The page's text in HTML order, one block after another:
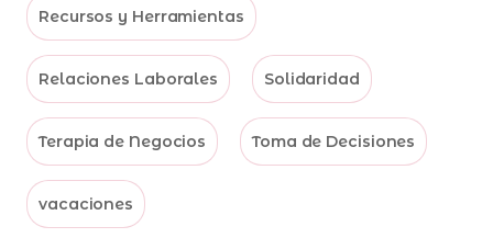
Recursos y Herramientas
Relaciones Laborales Solidaridad
Terapia de Negocios Toma de Decisiones
vacaciones